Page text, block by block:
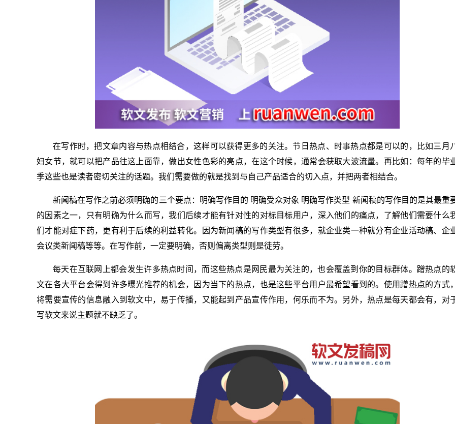
在写作时，把文章内容与热点相结合，这样可以获得更多的关注。节日热点、时事热点都是可以的，比如三月
妇女节，就可以把产品往这上面靠，做出女性色彩的亮点，在这个时候，通常会获取大波流量。再比如：每年的毕
季这些也是读者密切关注的话题。我们需要做的就是找到与自己产品适合的切入点，并把两者相结合。
新闻稿在写作之前必须明确的三个要点：明确写作目的 明确受众对象 明确写作类型 新闻稿的写作目的是其最重
的因素之一，只有明确为什么而写，我们后续才能有针对性的对标目标用户，深入他们的痛点，了解他们需要什么
们才能对症下药，更有利于后续的利益转化。因为新闻稿的写作类型有很多，就企业类一种就分有企业活动稿、企
会议类新闻稿等等。在写作前，一定要明确，否则偏离类型则是徒劳。
每天在互联网上都会发生许多热点时间，而这些热点是网民最为关注的，也会覆盖到你的目标群体。蹭热点的
文在各大平台会得到许多曝光推荐的机会，因为当下的热点，也是这些平台用户最希望看到的。使用蹭热点的方式
将需要宣传的信息融入到软文中，易于传播，又能起到产品宣传作用，何乐而不为。另外，热点是每天都会有，对
写软文来说主题就不缺乏了。